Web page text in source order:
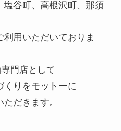
塩谷町、高根沢町、那須
用いただいておりま
門店として
くりをモットーに
だきます。